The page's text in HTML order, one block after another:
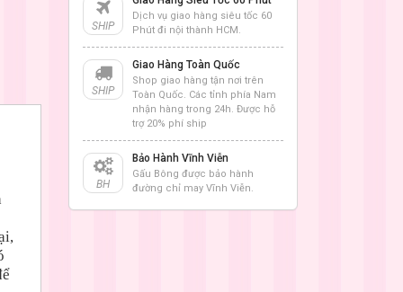
SHIP
Dịch vụ giao hàng siêu tốc 60
Phút đi nội thành HCM.
SHIP
Giao Hàng Toàn Quốc
Shop giao hàng tận nơi trên
Toàn Quốc. Các tỉnh phía Nam
nhận hàng trong 24h. Được hỗ
trợ 20% phí ship
BH
Bảo Hành Vĩnh Viễn
Gấu Bông được bảo hành
đường chỉ may Vĩnh Viễn.